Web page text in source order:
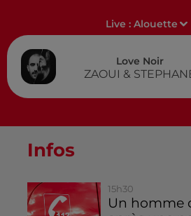
Live :Alouette
Love Noir
ZAOUI &
Infos
15h30
Un homme